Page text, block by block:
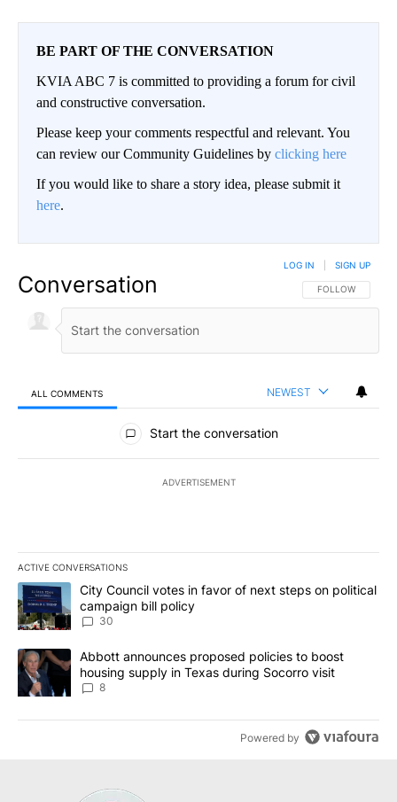
BE PART OF THE CONVERSATION
KVIA ABC 7 is committed to providing a forum for civil
and constructive conversation.
Please keep your comments respectful and relevant. You
can review our Community Guidelines by clicking here
If you would like to share a story idea, please submit it
here.
Conversation FOLLOW THIS
FOLLOW
LOG IN SIGN UP
ALL COMMENTS NEWEST
All Comments
Start the conversation
ADVERTISEMENT
ACTIVE CONVERSATIONS
The following is a list of the most commented articles in the last
A trending article titled "City Council votes in favor of next
City Council votes in favor of next steps on political
campaign bill policy
30
A trending article titled "Abbott announces proposed policies to
Abbott announces proposed policies to boost
housing supply in Texas during Socorro visit
8
Powered by